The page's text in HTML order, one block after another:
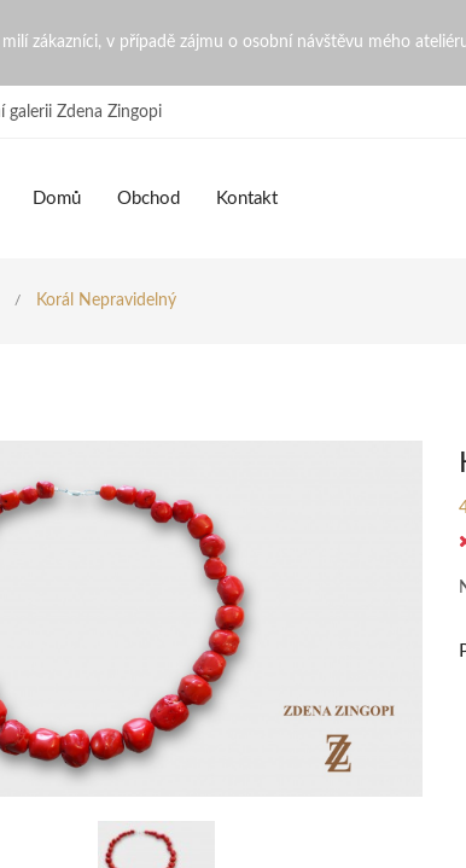
| ZdenaZingopi
milí zákazníci, v případě zájmu o osobní návštěvu mého
Zdena Zingopi
Domů Obchod Kontakt
Korál Nepravidelný